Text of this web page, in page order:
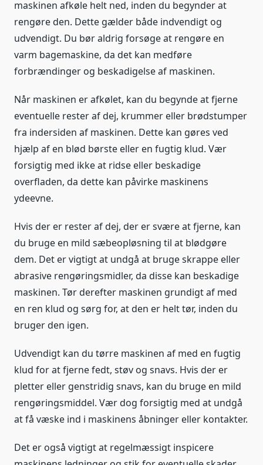
maskinen afkøle helt ned, inden du begynder at
rengøre den. Dette gælder både indvendigt og
udvendigt. Du bør aldrig forsøge at rengøre en
varm bagemaskine, da det kan medføre
forbrændinger og beskadigelse af maskinen.
Når maskinen er afkølet, kan du begynde at fjerne
eventuelle rester af dej, krummer eller brødstumper
fra indersiden af maskinen. Dette kan gøres ved
hjælp af en blød børste eller en fugtig klud. Vær
forsigtig med ikke at ridse eller beskadige
overfladen, da dette kan påvirke maskinens
ydeevne.
Hvis der er rester af dej, der er svære at fjerne, kan
du bruge en mild sæbeopløsning til at blødgøre
dem. Det er vigtigt at undgå at bruge skrappe eller
abrasive rengøringsmidler, da disse kan beskadige
maskinen. Tør derefter maskinen grundigt af med
en ren klud og sørg for, at den er helt tør, inden du
bruger den igen.
Udvendigt kan du tørre maskinen af med en fugtig
klud for at fjerne fedt, støv og snavs. Hvis der er
pletter eller genstridig snavs, kan du bruge en mild
rengøringsmiddel. Vær dog forsigtig med at undgå
at få væske ind i maskinens åbninger eller kontakter.
Det er også vigtigt at regelmæssigt inspicere